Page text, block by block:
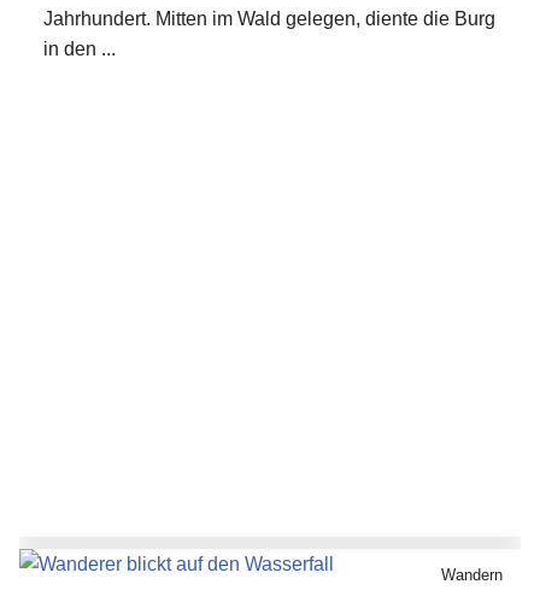
Jahrhundert. Mitten im Wald gelegen, diente die Burg
in den ...
Wandern